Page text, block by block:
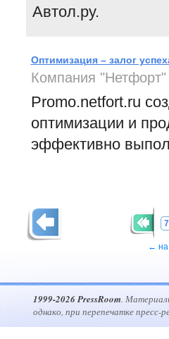
Автол.ру.
Оптимизация – залог
Компания "Нетфорт"
Promo.netfort.ru
оптимизации и
эффективно
← на
1999-2026 PressRoom.
однако, при перепечатке пресс-